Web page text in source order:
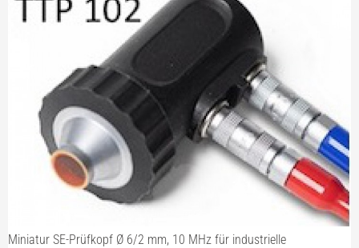
Miniatur SE-Prüfkopf Ø 6/2 mm, 10 MHz für industrielle